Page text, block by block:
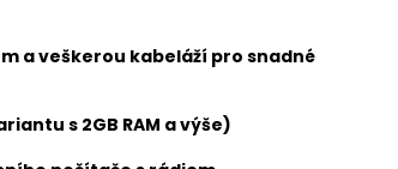
a veškerou kabeláží pro snadné
s 2GB RAM a výše)